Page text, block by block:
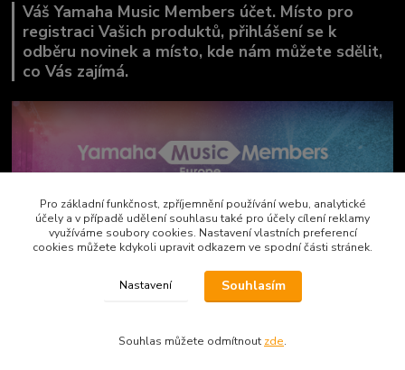
Váš Yamaha Music Members účet. Místo pro
registraci Vašich produktů, přihlášení se k
odběru novinek a místo, kde nám můžete sdělit,
co Vás zajímá.
Copyright by AVEMAX
Pro základní funkčnost, zpříjemnění používání webu, analytické
účely a v případě udělení souhlasu také pro účely cílení reklamy
využíváme soubory cookies. Nastavení vlastních preferencí
cookies můžete kdykoli upravit odkazem ve spodní části stránek.
Nastavení Souhlasím
Souhlas můžete odmítnout zde.